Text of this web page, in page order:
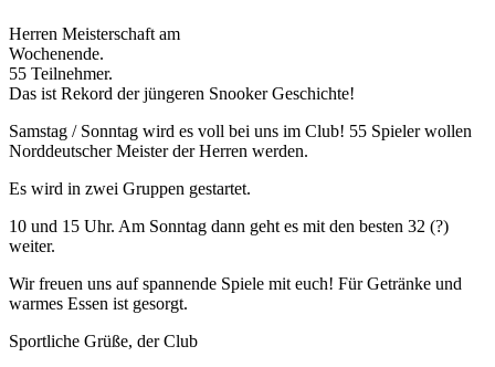
Herren Meisterschaft am
Wochenende.
55 Teilnehmer.
Das ist Rekord der jüngeren Snooker Geschichte!
Samstag / Sonntag wird es voll bei uns im Club! 55 Spieler wollen
Norddeutscher Meister der Herren werden.
Es wird in zwei Gruppen gestartet.
10 und 15 Uhr. Am Sonntag dann geht es mit den besten 32 (?)
weiter.
Wir freuen uns auf spannende Spiele mit euch! Für Getränke und
warmes Essen ist gesorgt.
Sportliche Grüße, der Club